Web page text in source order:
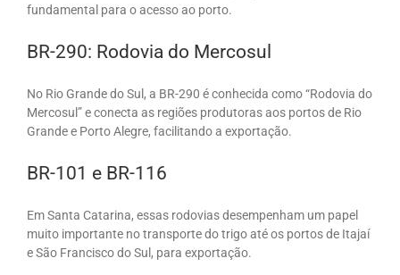
fundamental para o acesso ao porto.
BR-290: Rodovia do Mercosul
No Rio Grande do Sul, a BR-290 é conhecida como “Rodovia do
Mercosul” e conecta as regiões produtoras aos portos de Rio
Grande e Porto Alegre, facilitando a exportação.
BR-101 e BR-116
Em Santa Catarina, essas rodovias desempenham um papel
muito importante no transporte do trigo até os portos de Itajaí
e São Francisco do Sul, para exportação.